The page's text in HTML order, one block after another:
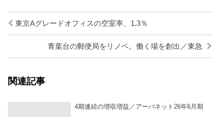
東京Aグレードオフィスの空室率、1.3％
青葉台の郵便局をリノベ。働く場を創出／東急
関連記事
4期連続の増収増益／アーバネット26年6月期